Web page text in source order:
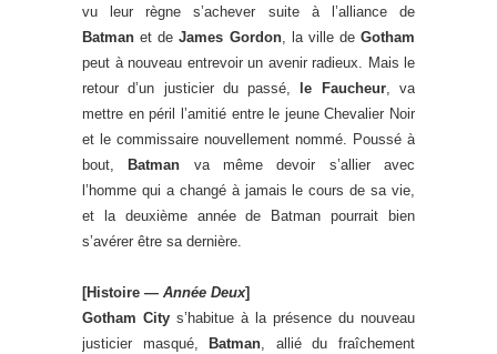
vu leur règne s’achever suite à l’alliance de
Batman et deJames Gordon, la ville de Gotham
peut à nouveau entrevoir un avenir radieux. Mais le
retour d’un justicier du passé,
le Faucheur, va
mettre en péril l’amitié entre le jeune Chevalier Noir
et le commissaire nouvellement nommé. Poussé à
bout,
Batman va même devoir s’allier avec
l’homme qui a changé à jamais le cours de sa vie,
et la deuxième année de Batman pourrait bien
s’avérer être sa dernière.
[Histoire — Année Deux]
Gotham City s’habitue à la présence du nouveau
justicier masqué,
Batman, allié du fraîchement